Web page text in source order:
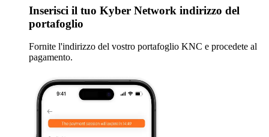
Inserisci il tuo Kyber Network indirizzo del
portafoglio
Fornite l'indirizzo del vostro portafoglio KNC e procedete al
pagamento.